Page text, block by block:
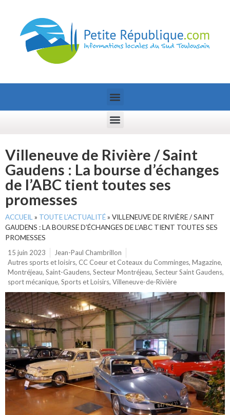
Villeneuve de Rivière / Saint
Gaudens : La bourse d’échanges
de l’ABC tient toutes ses
promesses
ACCUEIL » TOUTE L’ACTUALITÉ» VILLENEUVE DE RIVIÈRE / SAINT
GAUDENS : LA BOURSE D’ÉCHANGES DE L’ABC TIENT TOUTES SES
PROMESSES
15 juin 2023
Jean-Paul Chambrillon
Autres sports et loisirs, CC Coeur et Coteaux du Comminges, Magazine,
Montréjeau, Saint-Gaudens, Secteur Montréjeau, Secteur Saint Gaudens,
sport mécanique, Sports et Loisirs, Villeneuve-de-Rivière